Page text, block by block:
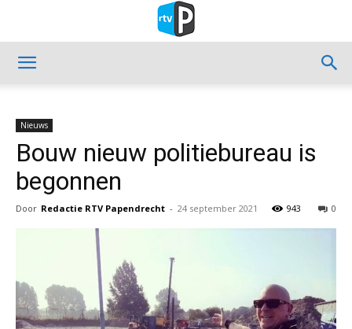
Nieuws
Bouw nieuw politiebureau is
begonnen
Door Redactie RTV Papendrecht - 24 september 2021 0
943